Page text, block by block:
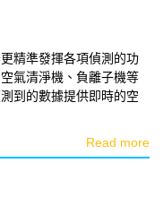
精準發揮各項偵測的功
氣清淨機、負離子機等
到的數據提供即時的空
Read more